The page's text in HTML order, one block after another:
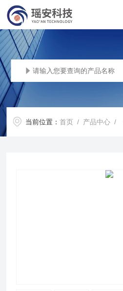
当前位置：首页 / 产品中心 /